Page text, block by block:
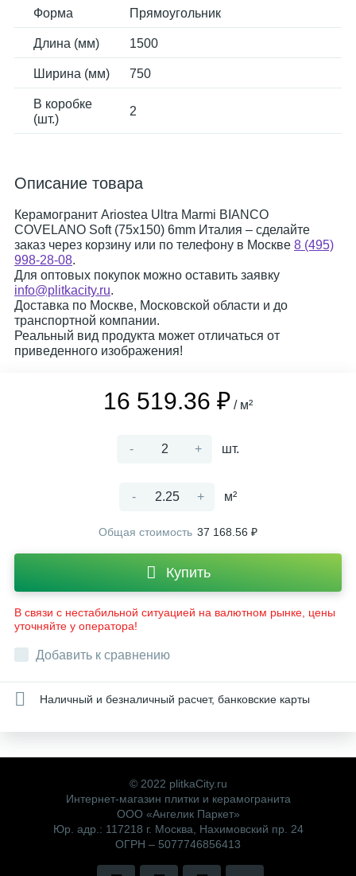
Форма Прямоугольник
Длина (мм) 1500
Ширина (мм) 750
В коробке
(шт.)
2
Описание товара
Керамогранит Ariostea Ultra Marmi BIANCO
COVELANO Soft (75x150) 6mm Италия – сделайте
заказ через корзину или по телефону в Москве 8 (495)
998-28-08.
Для оптовых покупок можно оставить заявку
info@plitkacity.ru.
Доставка по Москве, Московской области и до
транспортной компании.
Реальный вид продукта может отличаться от
приведенного изображения!
16 519.36 ₽ / м²
- + шт.
- + м²
Общая стоимость 37 168.56 ₽
Купить
В связи с нестабильной ситуацией на валютном рынке, цены
уточняйте у оператора!
Добавить к сравнению
Наличный и безналичный расчет, банковские карты
© 2022 plitkaCity.ru
Интернет-магазин плитки и керамогранита
ООО «Ангелик Паркет»
Юр. адр.: 117218 г. Москва, Нахимовский пр. 24
ОГРН – 5077746856413